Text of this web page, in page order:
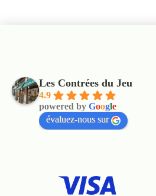
Les Contrées du Jeu
4.9
powered by Google
évaluez-nous sur